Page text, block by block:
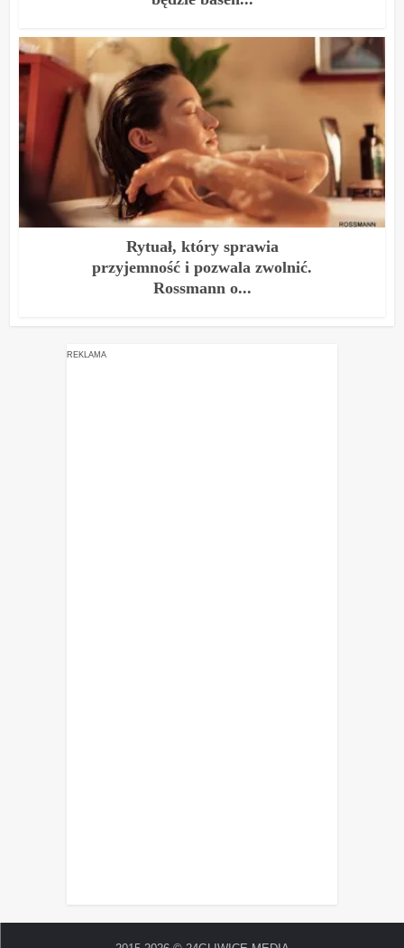
Rytuał, który sprawia
przyjemność i pozwala zwolnić.
Rossmann o...
REKLAMA